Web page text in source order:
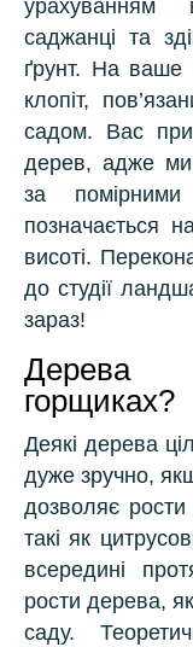
урахуванням
саджанці та
ґрунт. На ваше
клопіт,
садом. Вас
дерев, адже ми
за
позначається
висоті.
до студії
зараз!
Дерева
горщиках?
Деякі дерева
дуже зручно,
дозволяє
такі як
всередині
рости дерева,
саду.